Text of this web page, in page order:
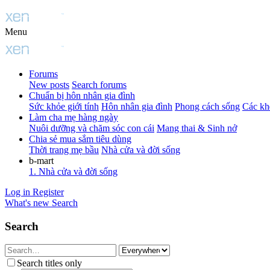
Menu
Forums
New posts Search forums
Chuẩn bị hôn nhân gia đình
Sức khỏe giới tính Hôn nhân gia đình Phong cách sống Các
Làm cha mẹ hàng ngày
Nuôi dưỡng và chăm sóc con cái Mang thai & Sinh nở
Chia sẻ mua sắm tiêu dùng
Thời trang mẹ bầu Nhà cửa và đời sống
b-mart
1. Nhà cửa và đời sống
Log in Register
What's new Search
Search
Search titles only